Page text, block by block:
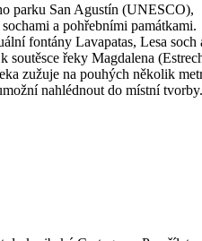
parku San Agustín (UNESCO),
a pohřebními památkami.
fontány Lavapatas, Lesa soch
soutěsce řeky Magdalena
zužuje na pouhých několik
nahlédnout do místní tvorby.